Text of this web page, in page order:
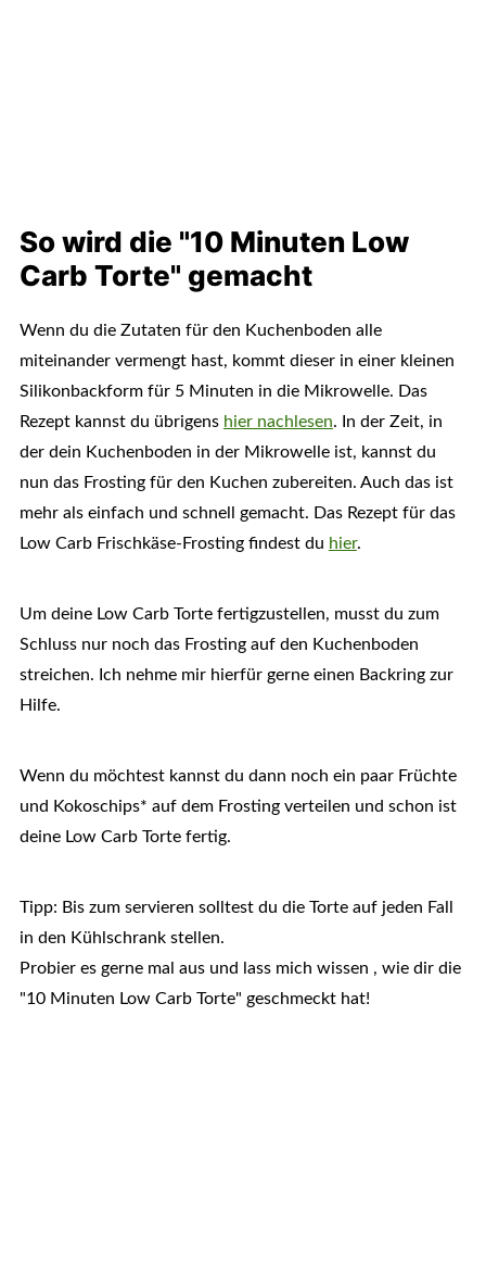
So wird die "10 Minuten Low
Carb Torte" gemacht
Wenn du die Zutaten für den Kuchenboden alle
miteinander vermengt hast, kommt dieser in einer kleinen
Silikonbackform für 5 Minuten in die Mikrowelle. Das
Rezept kannst du übrigens hier nachlesen. In der Zeit, in
der dein Kuchenboden in der Mikrowelle ist, kannst du
nun das Frosting für den Kuchen zubereiten. Auch das ist
mehr als einfach und schnell gemacht. Das Rezept für das
Low Carb Frischkäse-Frosting findest du hier.
Um deine Low Carb Torte fertigzustellen, musst du zum
Schluss nur noch das Frosting auf den Kuchenboden
streichen. Ich nehme mir hierfür gerne einen Backring zur
Hilfe.
Wenn du möchtest kannst du dann noch ein paar Früchte
und Kokoschips* auf dem Frosting verteilen und schon ist
deine Low Carb Torte fertig.
Tipp: Bis zum servieren solltest du die Torte auf jeden Fall
in den Kühlschrank stellen.
Probier es gerne mal aus und lass mich wissen , wie dir die
"10 Minuten Low Carb Torte" geschmeckt hat!